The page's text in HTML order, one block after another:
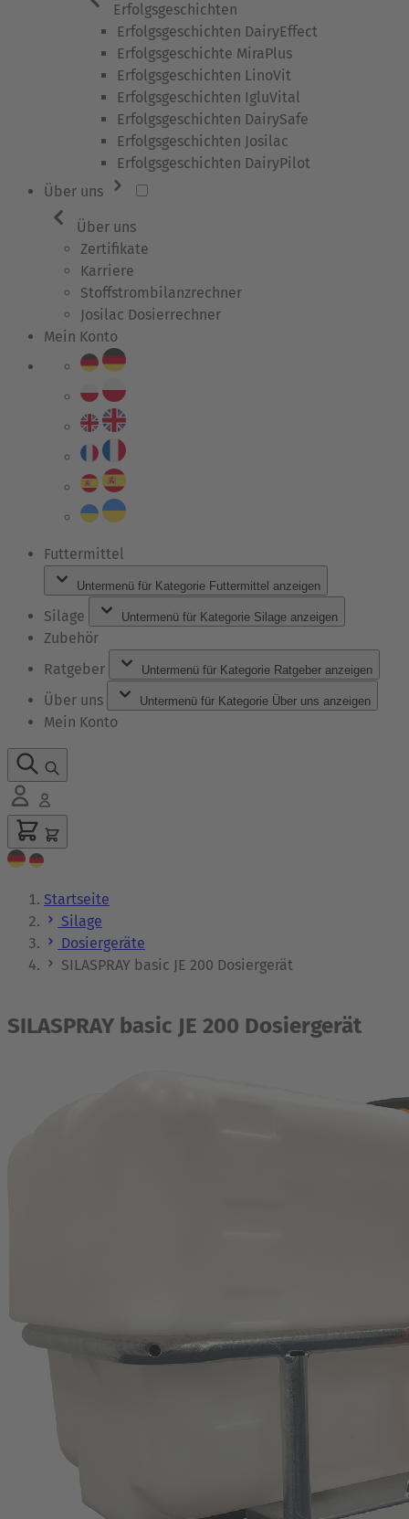
Erfolgsgeschichten
Erfolgsgeschichten DairyEffect
Erfolgsgeschichte MiraPlus
Erfolgsgeschichten LinoVit
Erfolgsgeschichten IgluVital
Erfolgsgeschichten DairySafe
Erfolgsgeschichten Josilac
Erfolgsgeschichten DairyPilot
Über uns
Über uns
Zertifikate
Karriere
Stoffstrombilanzrechner
Josilac Dosierrechner
Mein Konto
Futtermittel
Untermenü für Kategorie Futtermittel anzeigen
Silage Untermenü für Kategorie Silage anzeigen
Zubehör
Ratgeber
Untermenü für Kategorie Ratgeber anzeigen
Über uns Untermenü für Kategorie Über uns anzeigen
Mein Konto
Startseite
Silage
Dosiergeräte
SILASPRAY basic JE 200 Dosiergerät
SILASPRAY basic JE 200 Dosiergerät